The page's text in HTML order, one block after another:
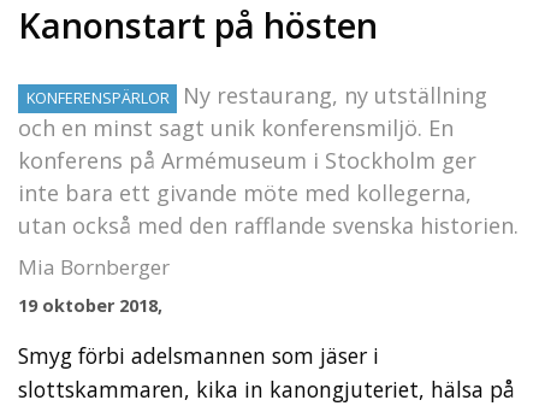
Kanonstart på hösten
KONFERENSPÄRLOR
Ny restaurang, ny utställning
och en minst sagt unik konferensmiljö. En
konferens på Armémuseum i Stockholm ger
inte bara ett givande möte med kollegerna,
utan också med den rafflande svenska historien.
Mia Bornberger
19 oktober 2018,
Smyg förbi adelsmannen som jäser i
slottskammaren, kika in kanongjuteriet, hälsa på